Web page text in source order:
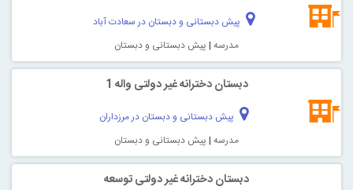
پیش دبستانی و دبستان در سعادت آباد
مدرسه | پیش دبستانی و دبستان
دبستان دخترانه غیر دولتی واله 1
پیش دبستانی و دبستان در مرزداران
مدرسه | پیش دبستانی و دبستان
دبستان دخترانه غیر دولتی توسعه